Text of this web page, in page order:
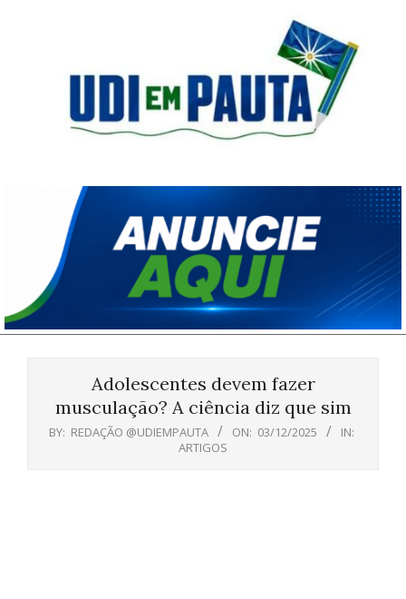
Pauta
Adolescentes devem fazer
musculação? A ciência diz que sim
BY: REDAÇÃO @UDIEMPAUTA ON: 03/12/2025
IN:
ARTIGOS